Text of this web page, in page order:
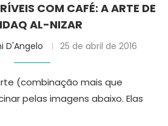
COM CAFÉ: A ARTE DE
AL-NIZAR
D'Angelo 25 de abril de 2016
(combinação mais que
pelas imagens abaixo. Elas